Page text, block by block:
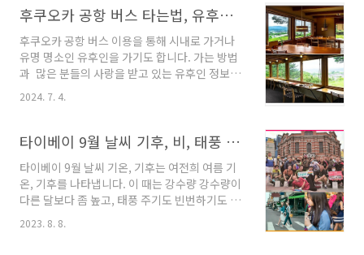
배 정도의..
장 먼저 벚꽃 개화되는 유명 지역은 오키나와입
니다. 1월입니다. 가장 늦게 개화가 되는 지역은
홋카이도 삿포로입니다. 먼저 2025년 벚꽃 개화,
만개 시기 지도입니다. 벚꽃 기간은 여행업에 있
어 성수기이기 때문에, 여러 기관에서 마케팅 차
원에서 배포를 하는데요, 중요한 건, 뭘 근거로 했
순 참고로 보시기 바랍니다. ..
후쿠오카 공항 버스 타는법, 유후인 숙소, 료칸,숙소 가격 , 맛집, 카이세키 추천,
후쿠오카 공항 버스 이용을 통해 시내로 가거나
유명 명소인 유후인을 가기도 합니다. 가는 방법
과 많은 분들의 사랑을 받고 있는 유후인 정보를
알아보겠습니다. 후쿠오카 공항 버스 타는
법 공항에서 하카타나, 벳부, 유후인 가는 공항
쪽 끝에 위치해 있구요, 왕복표를 사면 10% 할
인이 됨니다. 욘마이 티켓이라고 하는데요. , 판
매처에, 한국어, 영어, 중국어 출중하게 잘하는 스
텝이 있을 때도 있고, 없을 때도 있으니, 영어로
하는데는 문제가 없습니다. 성수기 때 줄을 길게
서거나, 원하는 시간 대에 , 못 살 수도 있습니다.
2024. 7. 4.
타이베이 9월 날씨 기후, 비, 태풍 주기, 여행 옷, 이심, 숙소 가격
타이베이 9월 날씨 기온, 기후는 여전희 여름 기
온, 기후를 나타냅니다. 이 때는 강수량 강수량이
다른 달보다 좀 높고, 태풍 주기도 빈번하기도 합
를 알 수 있는 월별 기후 3분 영상입니다. 타이베
2023. 8. 8.